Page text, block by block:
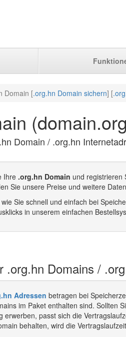
Domain [.org.hn Domain sichern] [
Domain / .org.hn
Ihre .org.hn Domain und registrieren
Sie unsere Preise und weitere
Sie schnell und einfach bei
in unserem einfachen
.org.hn Domains /
Adressen betragen bei
im Paket enthalten sind. Sollten
erwerben, passt sich die
behalten, wird die